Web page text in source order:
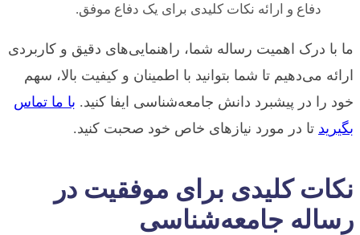
دفاع و ارائه نکات کلیدی برای یک دفاع موفق.
ما با درک اهمیت رساله شما، راهنمایی‌های دقیق و کاربردی
ارائه می‌دهیم تا شما بتوانید با اطمینان و کیفیت بالا، سهم
خود را در پیشبرد دانش جامعه‌شناسی ایفا کنید. با ما تماس
بگیرید تا در مورد نیازهای خاص خود صحبت کنید.
نکات کلیدی برای موفقیت در
رساله جامعه‌شناسی